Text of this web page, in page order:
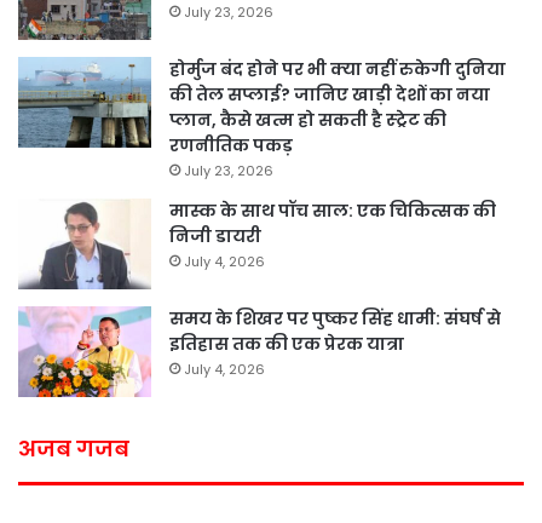
July 23, 2026
होर्मुज बंद होने पर भी क्या नहीं रुकेगी दुनिया
की तेल सप्लाई? जानिए खाड़ी देशों का नया
प्लान, कैसे खत्म हो सकती है स्ट्रेट की
रणनीतिक पकड़
July 23, 2026
मास्क के साथ पॉच साल: एक चिकित्सक की
निजी डायरी
July 4, 2026
समय के शिखर पर पुष्कर सिंह धामी: संघर्ष से
इतिहास तक की एक प्रेरक यात्रा
July 4, 2026
अजब गजब